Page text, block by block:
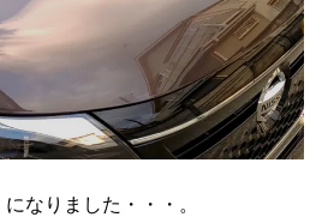
なりました・・・。